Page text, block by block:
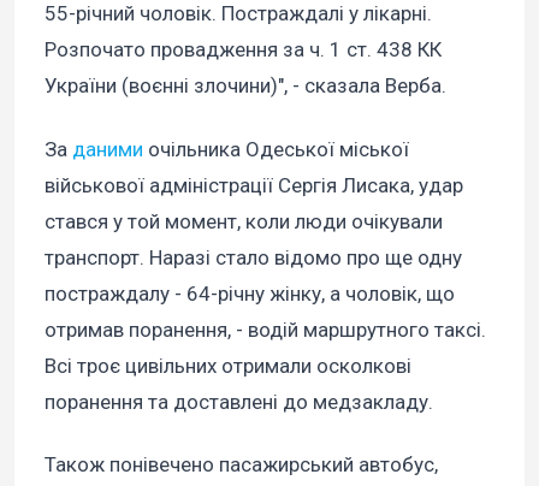
55-річний чоловік. Постраждалі у лікарні.
Розпочато провадження за ч. 1 ст. 438 КК
України (воєнні злочини)", - сказала Верба.
За даними очільника Одеської міської
військової адміністрації Сергія Лисака, удар
стався у той момент, коли люди очікували
транспорт. Наразі стало відомо про ще одну
постраждалу - 64-річну жінку, а чоловік, що
отримав поранення, - водій маршрутного таксі.
Всі троє цивільних отримали осколкові
поранення та доставлені до медзакладу.
Також понівечено пасажирський автобус,